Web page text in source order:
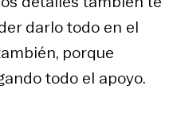
darlo todo en el
porque
todo el apoyo.